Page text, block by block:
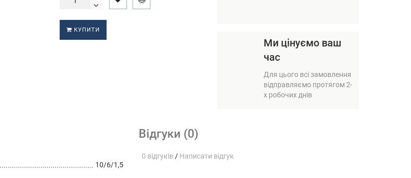
КУПИТИ
Ми цінуємо ваш
час
Для цього всі замовлення
відправляємо протягом 2-
х робочих днів
10/6/1,5
Відгуки (0)
0 відгуків / Написати відгук